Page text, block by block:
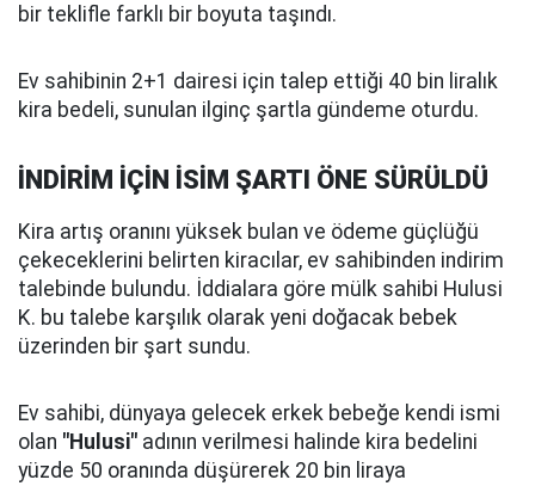
bir teklifle farklı bir boyuta taşındı.
Ev sahibinin 2+1 dairesi için talep ettiği 40 bin liralık
kira bedeli, sunulan ilginç şartla gündeme oturdu.
İNDİRİM İÇİN İSİM ŞARTI ÖNE SÜRÜLDÜ
Kira artış oranını yüksek bulan ve ödeme güçlüğü
çekeceklerini belirten kiracılar, ev sahibinden indirim
talebinde bulundu. İddialara göre mülk sahibi Hulusi
K. bu talebe karşılık olarak yeni doğacak bebek
üzerinden bir şart sundu.
Ev sahibi, dünyaya gelecek erkek bebeğe kendi ismi
olan "Hulusi" adının verilmesi halinde kira bedelini
yüzde 50 oranında düşürerek 20 bin liraya